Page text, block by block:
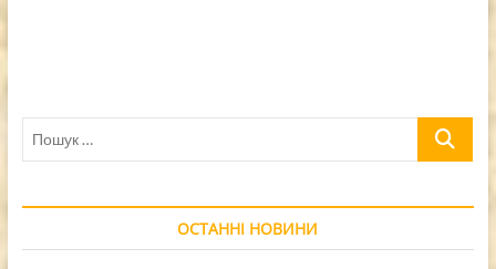
Пошук
ОСТАННІ НОВИНИ